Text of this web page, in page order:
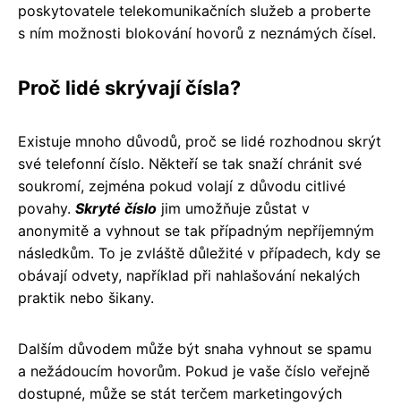
poskytovatele telekomunikačních služeb a proberte
s ním možnosti blokování hovorů z neznámých čísel.
Proč lidé skrývají čísla?
Existuje mnoho důvodů, proč se lidé rozhodnou skrýt
své telefonní číslo. Někteří se tak snaží chránit své
soukromí, zejména pokud volají z důvodu citlivé
povahy. Skryté číslo jim umožňuje zůstat v
anonymitě a vyhnout se tak případným nepříjemným
následkům. To je zvláště důležité v případech, kdy se
obávají odvety, například při nahlašování nekalých
praktik nebo šikany.
Dalším důvodem může být snaha vyhnout se spamu
a nežádoucím hovorům. Pokud je vaše číslo veřejně
dostupné, může se stát terčem marketingových